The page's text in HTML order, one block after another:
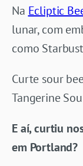
Na Ecliptic
lunar, com
como
Curte sour
Tangerine
E aí, curtiu
em Portland?